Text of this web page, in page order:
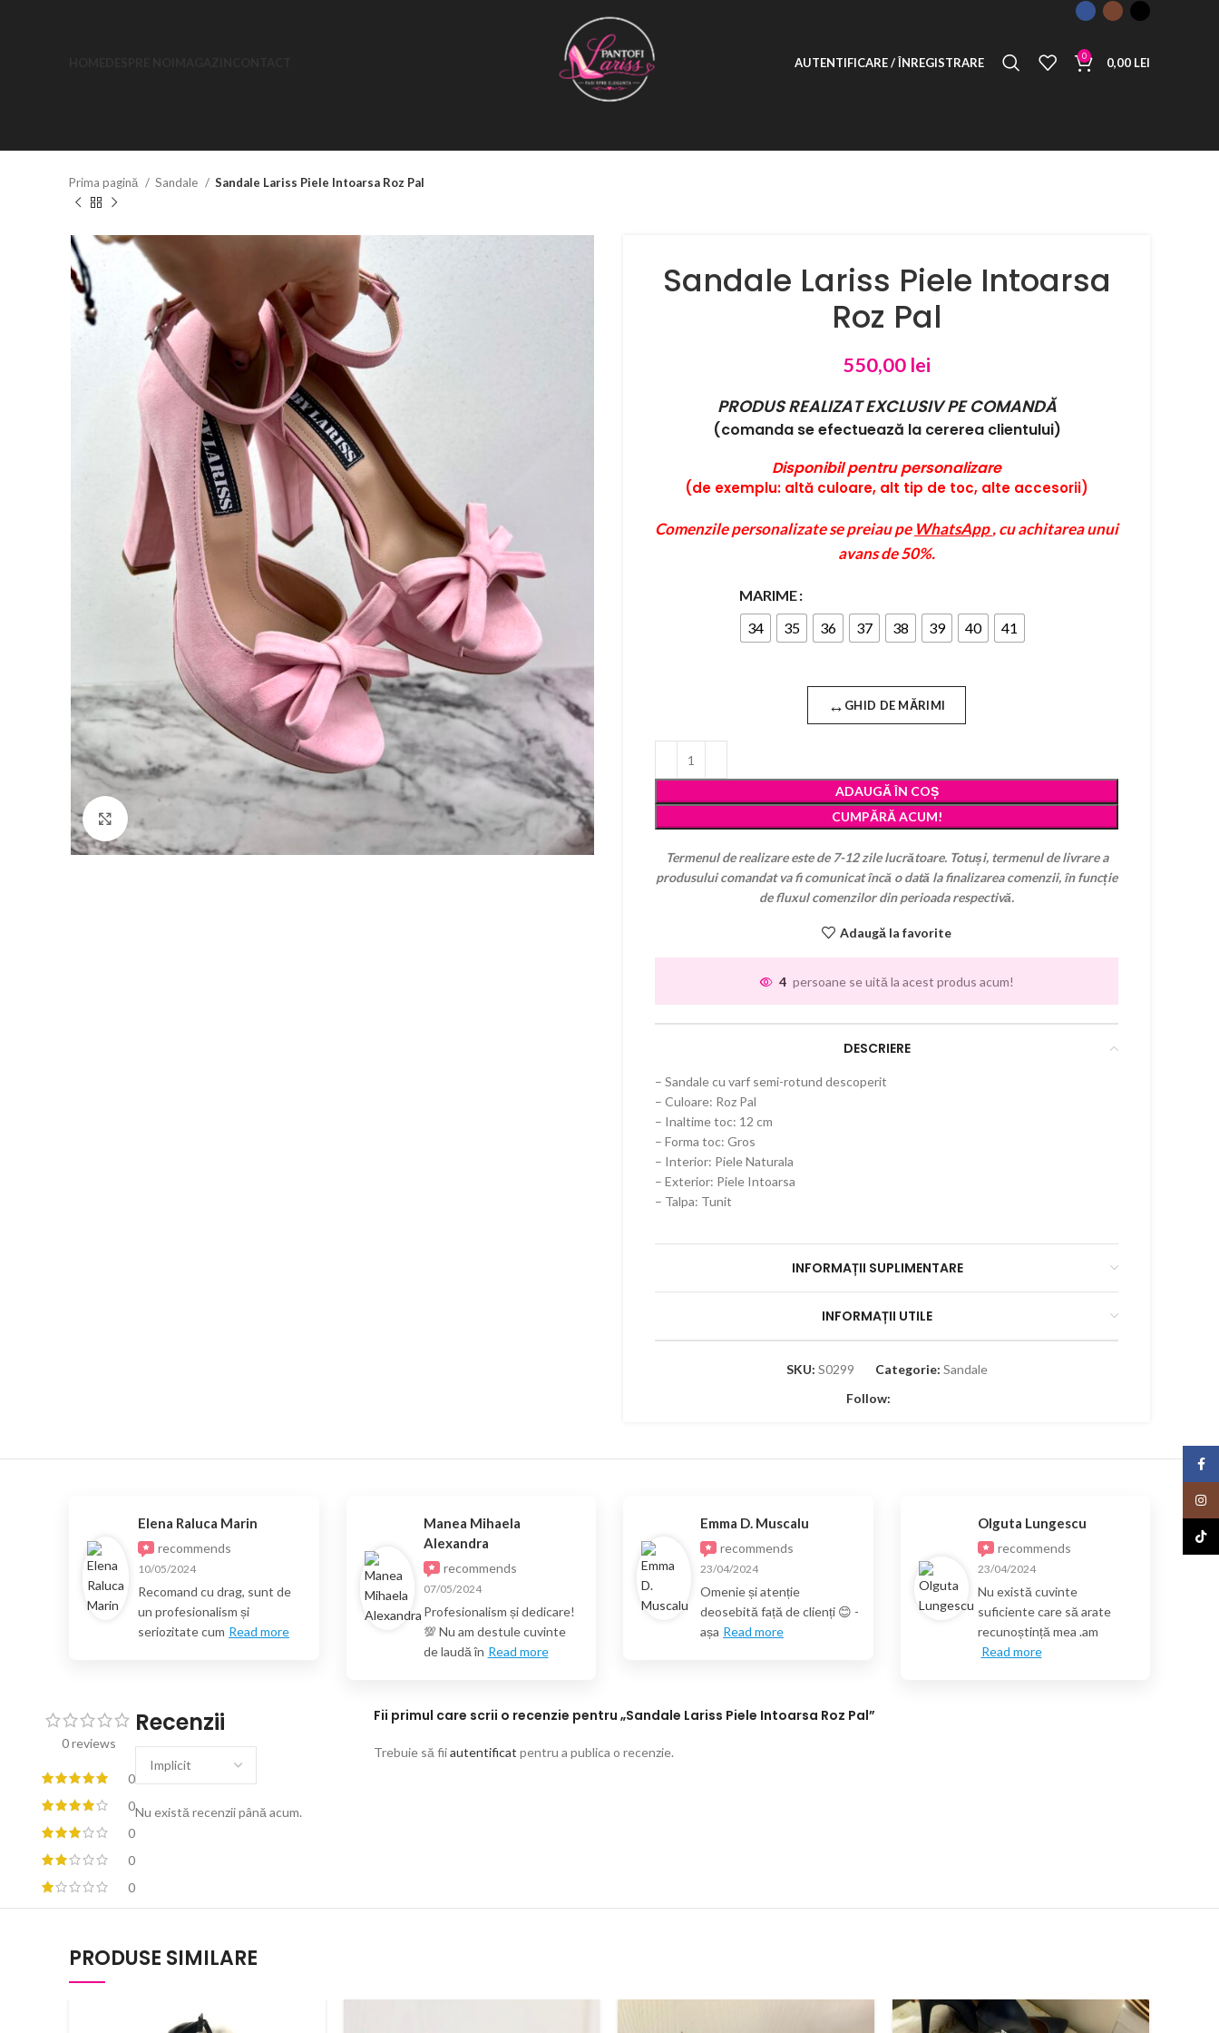
AUTENTIFICARE / ÎNREGISTRARE 0 0,00 LEI
Prima pagină Sandale Sandale Lariss Piele Intoarsa Roz Pal
Faceți click pentru a mări
Sandale Lariss Piele Intoarsa
Roz Pal
550,00 lei
PRODUS REALIZAT EXCLUSIV PE COMANDĂ
(comanda se efectuează la cererea clientului)
Disponibil pentru personalizare
(de exemplu: altă culoare, alt tip de toc, alte accesorii)
Comenzile personalizate se preiau pe WhatsApp, cu achitarea unui
avans de 50%.
MARIME
34
35 36 37 38 39 40 41
↔ GHID DE MĂRIMI
ADAUGĂ ÎN COȘ
CUMPĂRĂ ACUM!
Termenul de realizare este de 7-12 zile lucrătoare. Totuși, termenul de livrare a
produsului comandat va fi comunicat încă o dată la finalizarea comenzii, în funcție
de fluxul comenzilor din perioada respectivă.
Adaugă la favorite
4 persoane se uită la acest produs acum!
DESCRIERE
– Sandale cu varf semi-rotund descoperit
– Culoare: Roz Pal
– Inaltime toc: 12 cm
– Forma toc: Gros
– Interior: Piele Naturala
– Exterior: Piele Intoarsa
– Talpa: Tunit
INFORMAȚII SUPLIMENTARE
INFORMAȚII UTILE
SKU: S0299 Categorie: Sandale
Follow:
Elena Raluca Marin
recommends
10/05/2024
Recomand cu drag, sunt de
un profesionalism și
seriozitate cum Read more
Manea Mihaela
Alexandra
recommends
07/05/2024
Profesionalism și dedicare!
💯 Nu am destule cuvinte
de laudă în Read more
Emma D. Muscalu
recommends
23/04/2024
Omenie și atenție
deosebită față de clienți 😊 -
așa Read more
Olguta Lungescu
recommends
23/04/2024
Nu există cuvinte
suficiente care să arate
recunoștință mea .am
Read more
0 reviews
0
0
0
0
0
Recenzii
Nu există recenzii până acum.
Fii primul care scrii o recenzie pentru „Sandale Lariss Piele Intoarsa Roz Pal”
Trebuie să fiiautentificat pentru a publica o recenzie.
PRODUSE SIMILARE